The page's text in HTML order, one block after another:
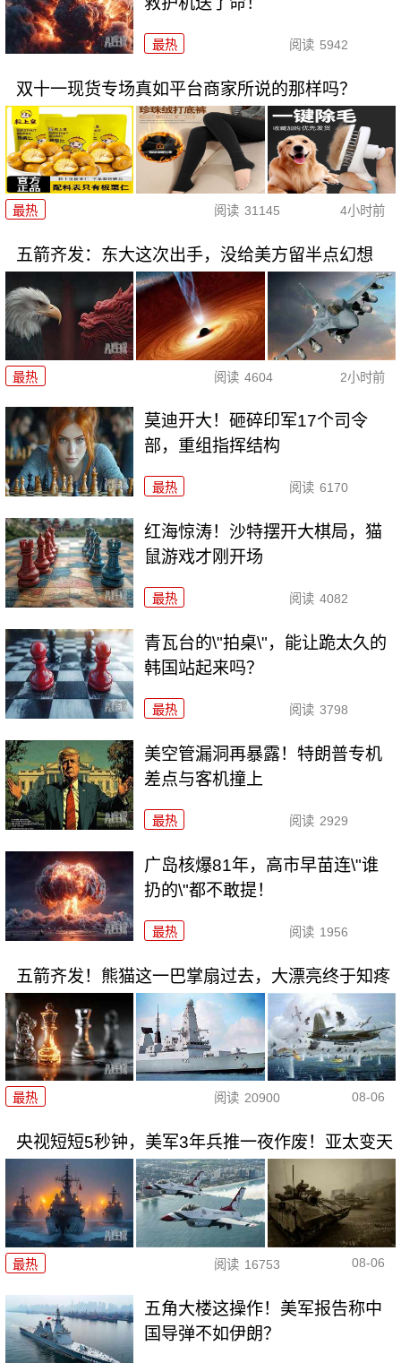
最热 阅读 5942
双十一现货专场真如平台商家所说的那样吗？
最热 阅读 31145 4小时前
五箭齐发：东大这次出手，没给美方留半点幻想
最热 阅读 4604 2小时前
莫迪开大！砸碎印军17个司令
部，重组指挥结构
最热 阅读 6170
红海惊涛！沙特摆开大棋局，猫
鼠游戏才刚开场
最热 阅读 4082
青瓦台的\"拍桌\"，能让跪太久的
韩国站起来吗？
最热 阅读 3798
美空管漏洞再暴露！特朗普专机
差点与客机撞上
最热 阅读 2929
广岛核爆81年，高市早苗连\"谁
扔的\"都不敢提！
最热 阅读 1956
五箭齐发！熊猫这一巴掌扇过去，大漂亮终于知疼
最热 阅读 20900 08-06
央视短短5秒钟，美军3年兵推一夜作废！亚太变天
最热 阅读 16753 08-06
五角大楼这操作！美军报告称中
国导弹不如伊朗？